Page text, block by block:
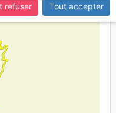
refuser
Tout accepter